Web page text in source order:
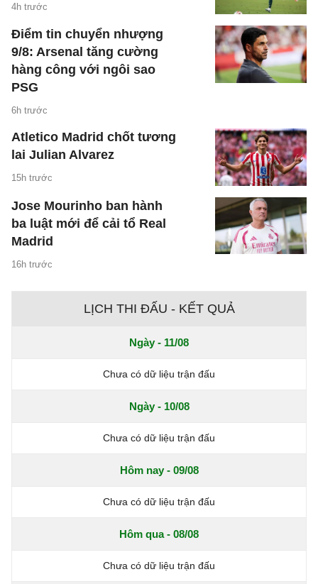
4h trước
Điểm tin chuyển nhượng
9/8: Arsenal tăng cường
hàng công với ngôi sao
PSG
6h trước
Atletico Madrid chốt tương
lai Julian Alvarez
15h trước
Jose Mourinho ban hành
ba luật mới để cải tổ Real
Madrid
16h trước
LỊCH THI ĐẤU - KẾT QUẢ
Ngày - 11/08
Chưa có dữ liệu trận đấu
Ngày - 10/08
Chưa có dữ liệu trận đấu
Hôm nay - 09/08
Chưa có dữ liệu trận đấu
Hôm qua - 08/08
Chưa có dữ liệu trận đấu